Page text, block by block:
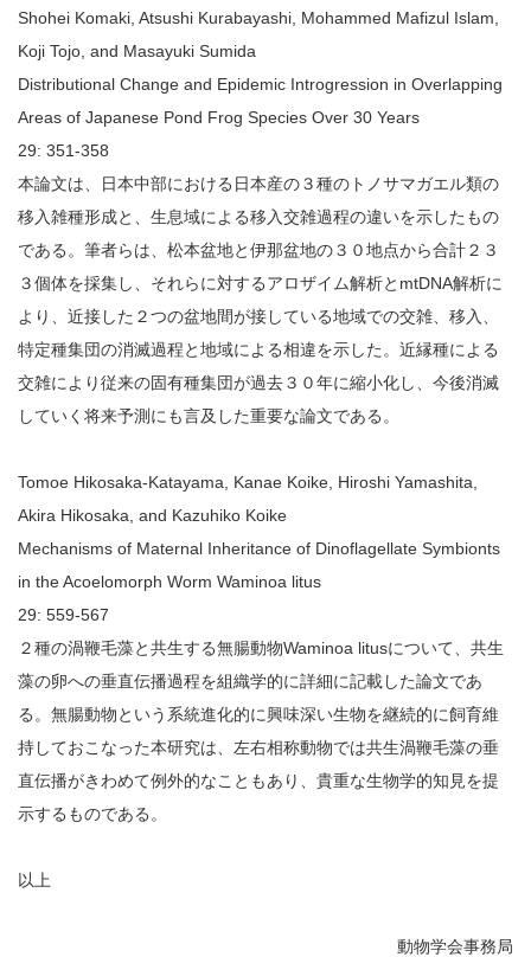
Shohei Komaki, Atsushi Kurabayashi, Mohammed Mafizul Islam,
Koji Tojo, and Masayuki Sumida
Distributional Change and Epidemic Introgression in Overlapping
Areas of Japanese Pond Frog Species Over 30 Years
29: 351-358
本論文は、日本中部における日本産の３種のトノサマガエル類の
移入雑種形成と、生息域による移入交雑過程の違いを示したもの
である。筆者らは、松本盆地と伊那盆地の３０地点から合計２３
３個体を採集し、それらに対するアロザイム解析とmtDNA解析に
より、近接した２つの盆地間が接している地域での交雑、移入、
特定種集団の消滅過程と地域による相違を示した。近縁種による
交雑により従来の固有種集団が過去３０年に縮小化し、今後消滅
していく将来予測にも言及した重要な論文である。
Tomoe Hikosaka-Katayama, Kanae Koike, Hiroshi Yamashita,
Akira Hikosaka, and Kazuhiko Koike
Mechanisms of Maternal Inheritance of Dinoflagellate Symbionts
in the Acoelomorph Worm Waminoa litus
29: 559-567
２種の渦鞭毛藻と共生する無腸動物Waminoa litusについて、共生
藻の卵への垂直伝播過程を組織学的に詳細に記載した論文であ
る。無腸動物という系統進化的に興味深い生物を継続的に飼育維
持しておこなった本研究は、左右相称動物では共生渦鞭毛藻の垂
直伝播がきわめて例外的なこともあり、貴重な生物学的知見を提
示するものである。
以上
動物学会事務局